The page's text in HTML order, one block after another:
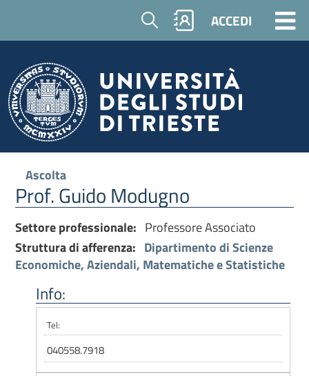
Cerca ACCEDI
Ascolta
Prof. Guido Modugno
Settore professionale: Professore Associato
Struttura di afferenza: Dipartimento di Scienze
Economiche, Aziendali, Matematiche e Statistiche
Info:
Tel:
040558.7918